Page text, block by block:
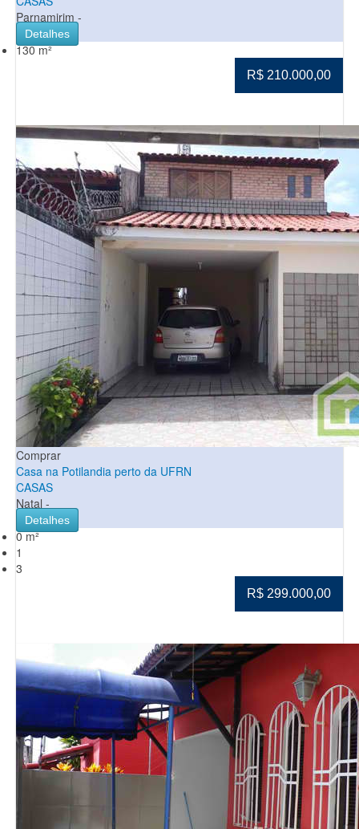
Parnamirim -
Detalhes
130 m²
R$ 210.000,00
Comprar
Casa na Potilandia perto da UFRN
CASAS
Natal -
Detalhes
0 m²
1
3
R$ 299.000,00